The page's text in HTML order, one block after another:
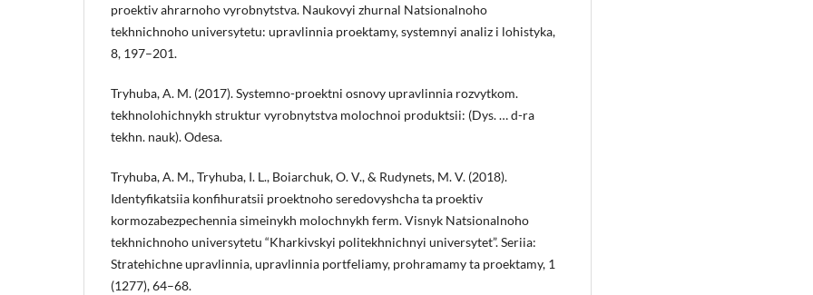
proektiv ahrarnoho vyrobnytstva. Naukovyi zhurnal Natsionalnoho
tekhnichnoho universytetu: upravlinnia proektamy, systemnyi analiz i lohistyka,
8, 197–201.
Tryhuba, A. M. (2017). Systemno-proektni osnovy upravlinnia rozvytkom.
tekhnolohichnykh struktur vyrobnytstva molochnoi produktsii: (Dys. … d-ra
tekhn. nauk). Odesa.
Tryhuba, A. M., Tryhuba, I. L., Boiarchuk, O. V., & Rudynets, M. V. (2018).
Identyfikatsiia konfihuratsii proektnoho seredovyshcha ta proektiv
kormozabezpechennia simeinykh molochnykh ferm. Visnyk Natsionalnoho
tekhnichnoho universytetu “Kharkivskyi politekhnichnyi universytet”. Seriia:
Stratehichne upravlinnia, upravlinnia portfeliamy, prohramamy ta proektamy, 1
(1277), 64–68.